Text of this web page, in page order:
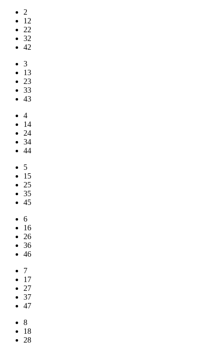
2
12
22
32
42
3
13
23
33
43
4
14
24
34
44
5
15
25
35
45
6
16
26
36
46
7
17
27
37
47
8
18
28